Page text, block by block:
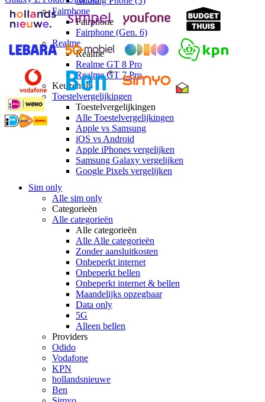
Fairphone
Fairphone
Fairphone (Gen. 6)
Realme
Realme
Realme GT 8 Pro
Realme GT 7 Pro
Keuzehulp
Toestelvergelijkingen
Toestelvergelijkingen
Alle Toestelvergelijkingen
Apple vs Samsung
iOS vs Android
Apple iPhones vergelijken
Samsung Galaxy vergelijken
Google Pixels vergelijken
Sim only
Alle sim only
Categorieën
Alle categorieën
Alle categorieën
Alle Alle categorieën
Zonder aansluitkosten
Onbeperkt internet
Onbeperkt bellen
Onbeperkt internet & bellen
Maandelijks opzegbaar
Data only
5G
Alleen bellen
Providers
Odido
Vodafone
KPN
hollandsnieuwe
Ben